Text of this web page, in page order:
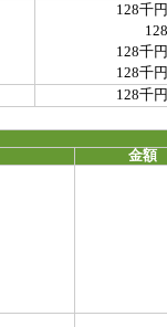
128千円
128
128千円
128千円
128千円
金額